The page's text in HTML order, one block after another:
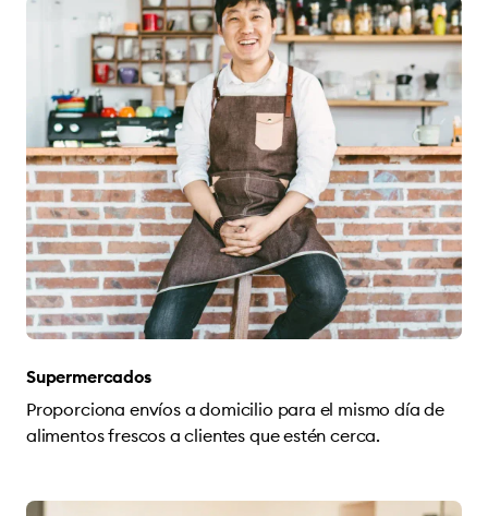
Supermercados
Proporciona envíos a domicilio para el mismo día de
alimentos frescos a clientes que estén cerca.